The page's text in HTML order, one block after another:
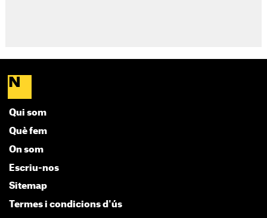
Qui som
Què fem
On som
Escriu-nos
Sitemap
Termes i condicions d'ús